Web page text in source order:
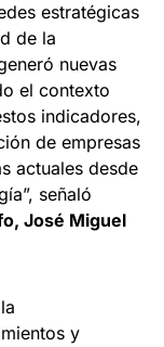
estratégicas
de la
nuevas
el contexto
indicadores,
de empresas
actuales desde
señaló
José Miguel
y